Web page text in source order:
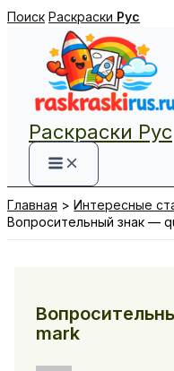
Перейти
содержимому
Поиск Раскраски Рус
Раскраски Рус
Главная
Интересные
Вопросительный знак —
mark